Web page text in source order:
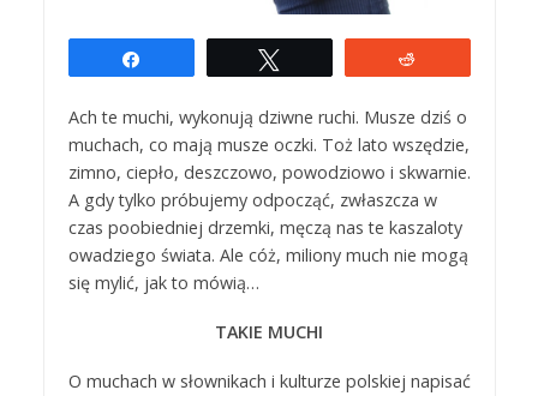
Ach te muchi, wykonują dziwne ruchi. Musze dziś o
muchach, co mają musze oczki. Toż lato wszędzie,
zimno, ciepło, deszczowo, powodziowo i skwarnie.
A gdy tylko próbujemy odpocząć, zwłaszcza w
czas poobiedniej drzemki, męczą nas te kaszaloty
owadziego świata. Ale cóż, miliony much nie mogą
się mylić, jak to mówią…
TAKIE MUCHI
O muchach w słownikach i kulturze polskiej napisać